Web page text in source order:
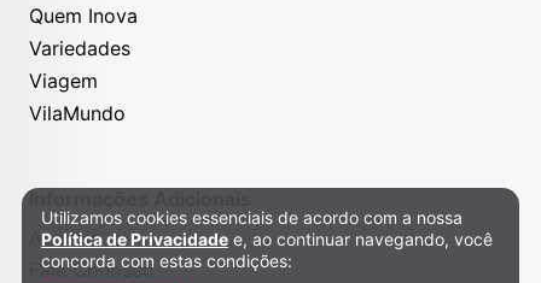
Quem Inova
Variedades
Viagem
VilaMundo
Informações Adicionais
Anuncie
Fale Conosco
Política de Privacidade e Cookies
Utilizamos cookies essenciais de acordo com a nossa
Política de Privacidade e, ao continuar navegando, você
concorda com estas condições: